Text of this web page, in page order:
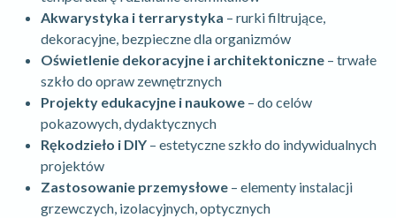
Akwarystyka i terrarystyka – rurki filtrujące,
dekoracyjne, bezpieczne dla organizmów
Oświetlenie dekoracyjne i architektoniczne – trwałe
szkło do opraw zewnętrznych
Projekty edukacyjne i naukowe – do celów
pokazowych, dydaktycznych
Rękodzieło i DIY – estetyczne szkło do indywidualnych
projektów
Zastosowanie przemysłowe – elementy instalacji
grzewczych, izolacyjnych, optycznych